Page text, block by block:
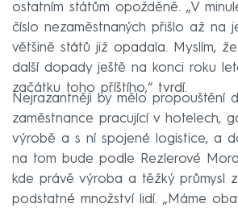
ostatním státům opožděně. „V
číslo nezaměstnaných přišlo až na
většině států již opadala. Myslím,
další dopady ještě na konci roku
začátku toho příštího,“ tvrdí.
Nejrazantněji by mělo propouštění
zaměstnance pracující v hotelech,
výrobě a s ní spojené logistice, a
na tom bude podle Rezlerové
kde právě výroba a těžký průmysl
podstatné množství lidí. „Máme